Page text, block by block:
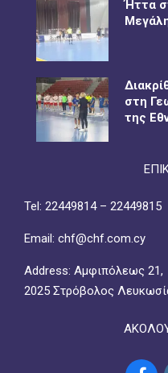
Ήττα
στη
της
Tel: 22449814 – 22449815
Email: chf@chf.com.cy
Address: Αμφιπόλεως 21,
2025 Στρόβολος